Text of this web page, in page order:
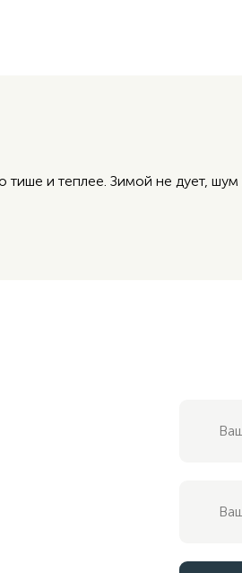
и теплее. Зимой не дует,